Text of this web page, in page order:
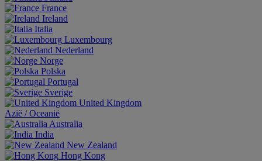
France
Ireland
Italia
Luxembourg
Nederland
Norge
Polska
Portugal
Sverige
United Kingdom
Aziё / Oceaniё
Australia
India
New Zealand
Hong Kong